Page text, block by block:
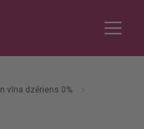
vīna dzēriens 0%